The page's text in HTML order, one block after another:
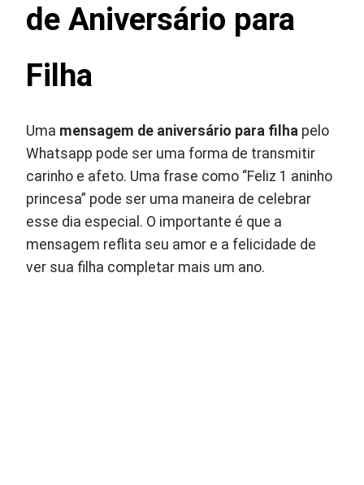
de Aniversário para
Filha
Uma mensagem de aniversário para filha pelo
Whatsapp pode ser uma forma de transmitir
carinho e afeto. Uma frase como “Feliz 1 aninho
princesa” pode ser uma maneira de celebrar
esse dia especial. O importante é que a
mensagem reflita seu amor e a felicidade de
ver sua filha completar mais um ano.